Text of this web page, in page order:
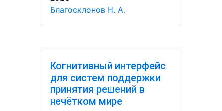
Благосклонов Н. А.
Когнитивный интерфейс
для систем поддержки
принятия решений в
нечётком мире